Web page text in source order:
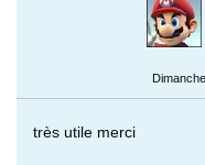
très utile merci